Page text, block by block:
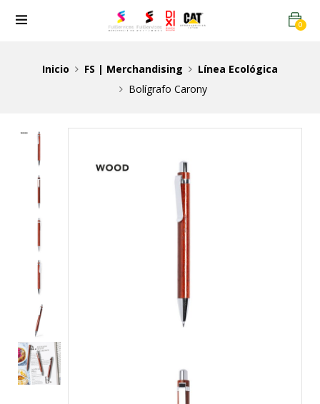
0
Inicio FS | Merchandising
Línea Ecológica
Bolígrafo Carony